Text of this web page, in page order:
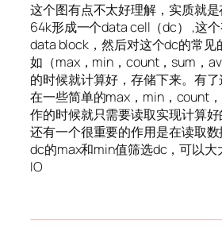
这个图有点不太好理解，实质就
64k形成一个data cell（dc） ,这
data block，然后对这个dc的常见
如（max，min，count，sum，
的时候就计算好，存储下来。有了
在一些简单的max，min，count
作的时候就只需要读取实现计算
还有一个很重要的作用是在读取
dc的max和min值筛选dc，可以大
IO